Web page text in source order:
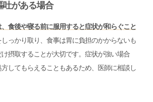
吐がある場合
食後や寝る前に服用すると症状が和らぐこと
っかり取り、食事は胃に負担のかからないも
摂取することが大切です。症状が強い場合
してもらえることもあるため、医師に相談し